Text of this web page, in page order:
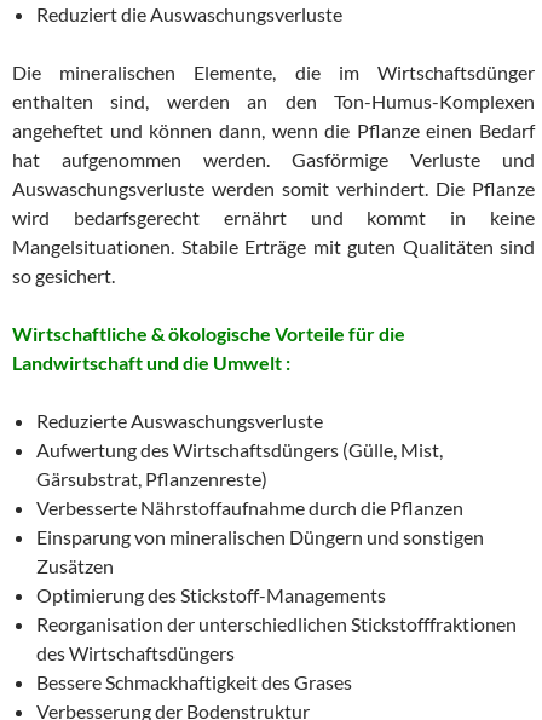
Reduziert die Auswaschungsverluste
Die mineralischen Elemente, die im Wirtschaftsdünger
enthalten sind, werden an den Ton-Humus-Komplexen
angeheftet und können dann, wenn die Pflanze einen Bedarf
hat aufgenommen werden. Gasförmige Verluste und
Auswaschungsverluste werden somit verhindert. Die Pflanze
wird bedarfsgerecht ernährt und kommt in keine
Mangelsituationen. Stabile Erträge mit guten Qualitäten sind
so gesichert.
Wirtschaftliche & ökologische Vorteile für die
Landwirtschaft und die Umwelt :
Reduzierte Auswaschungsverluste
Aufwertung des Wirtschaftsdüngers (Gülle, Mist,
Gärsubstrat, Pflanzenreste)
Verbesserte Nährstoffaufnahme durch die Pflanzen
Einsparung von mineralischen Düngern und sonstigen
Zusätzen
Optimierung des Stickstoff-Managements
Reorganisation der unterschiedlichen Stickstofffraktionen
des Wirtschaftsdüngers
Bessere Schmackhaftigkeit des Grases
Verbesserung der Bodenstruktur